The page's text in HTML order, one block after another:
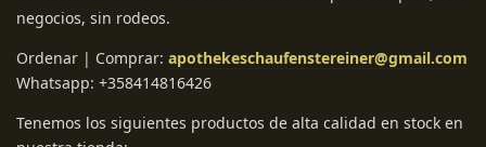
negocios, sin rodeos.
Ordenar | Comprar: apothekeschaufenstereiner@gmail.com
Whatsapp: +358414816426
Tenemos los siguientes productos de alta calidad en stock en